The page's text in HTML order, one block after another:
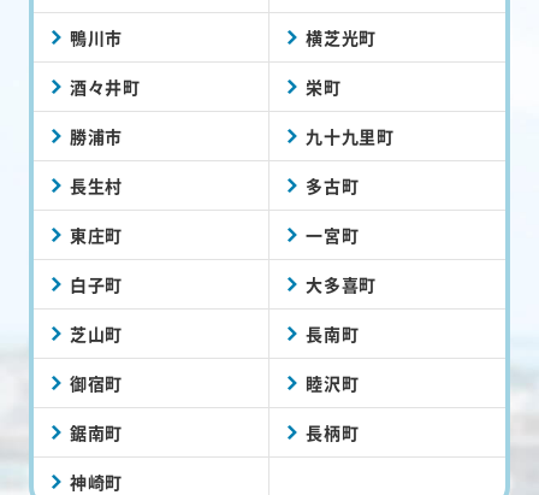
鴨川市 横芝光町
酒々井町 栄町
勝浦市 九十九里町
長生村 多古町
東庄町 一宮町
白子町 大多喜町
芝山町 長南町
御宿町 睦沢町
鋸南町 長柄町
神崎町